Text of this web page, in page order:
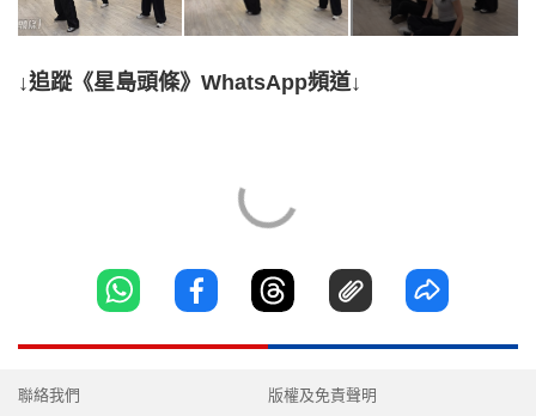
↓追蹤《星島頭條》WhatsApp頻道↓
聯絡我們 版權及免責聲明